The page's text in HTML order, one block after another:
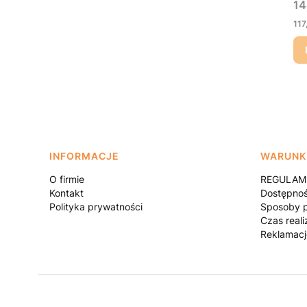
Linki w stopce
INFORMACJE
O firmie
Kontakt
Polityka prywatności
Sposoby
Czas